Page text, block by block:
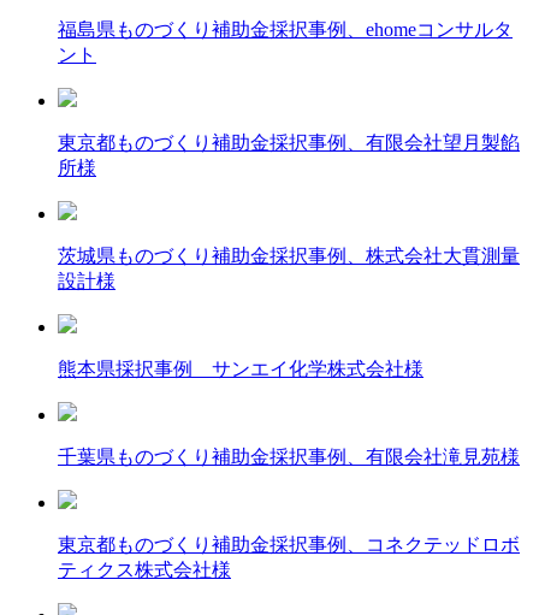
福島県ものづくり補助金採択事例、ehomeコンサルタ
ント
東京都ものづくり補助金採択事例、有限会社望月製餡
所様
茨城県ものづくり補助金採択事例、株式会社大貫測量
設計様
熊本県採択事例 サンエイ化学株式会社様
千葉県ものづくり補助金採択事例、有限会社滝見苑様
東京都ものづくり補助金採択事例、コネクテッドロボ
ティクス株式会社様